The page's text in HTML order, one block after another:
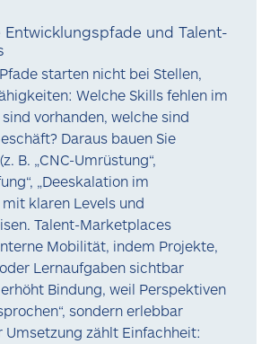
Entwicklungspfade und Talent-
starten nicht bei Stellen,
Welche Skills fehlen im
vorhanden, welche sind
Daraus bauen Sie
B. „CNC-Umrüstung“,
„Deeskalation im
klaren Levels und
Talent-Marketplaces
Mobilität, indem Projekte,
Lernaufgaben sichtbar
Bindung, weil Perspektiven
sondern erlebbar
Umsetzung zählt Einfachheit: